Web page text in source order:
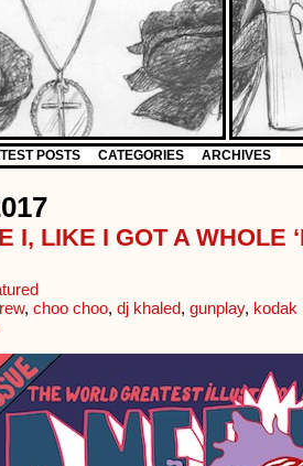
POSTS CATEGORIES ARCHIVES
I, LIKE I GOT A WHOLE
, choo choo, dj khaled, gunplay, kodak